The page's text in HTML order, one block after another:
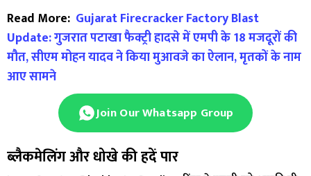
Read More: Gujarat Firecracker Factory Blast
Update: गुजरात पटाखा फैक्ट्री हादसे में एमपी के 18 मजदूरों की
मौत, सीएम मोहन यादव ने किया मुआवजे का ऐलान, मृतकों के नाम
आए सामने
Join Our Whatsapp Group
ब्लैकमेलिंग और धोखे की हदें पार